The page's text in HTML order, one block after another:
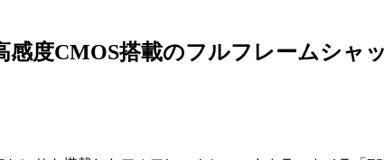
感度CMOS搭載のフルフレームシャ